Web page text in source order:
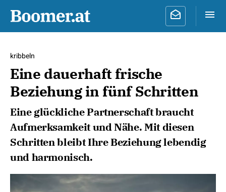
kribbeln
Eine dauerhaft frische
Beziehung in fünf Schritten
Eine glückliche Partnerschaft braucht
Aufmerksamkeit und Nähe. Mit diesen
Schritten bleibt Ihre Beziehung lebendig
und harmonisch.